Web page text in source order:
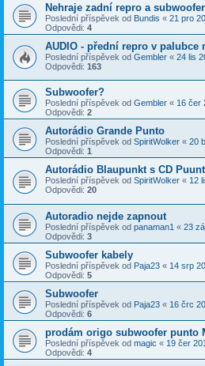
Nehraje zadní repro a subwoofer
Poslední příspěvek od Bundis « 21 pro
Odpovědi: 4
AUDIO - přední repro v palubce
Poslední příspěvek od Gembler « 24 lis
Odpovědi: 163
Subwoofer?
Poslední příspěvek od Gembler « 16 čer
Odpovědi: 2
Autorádio Grande Punto
Poslední příspěvek od SpiritWolker « 20
Odpovědi: 1
Autorádio Blaupunkt s CD
Poslední příspěvek od SpiritWolker « 12
Odpovědi: 20
Autoradio nejde zapnout
Poslední příspěvek od panaman1 « 23
Odpovědi: 3
Subwoofer kabely
Poslední příspěvek od Paja23 « 14 srp
Odpovědi: 5
Subwoofer
Poslední příspěvek od Paja23 « 16 črc
Odpovědi: 6
prodám origo subwoofer punto
Poslední příspěvek od magic « 19 čer
Odpovědi: 4